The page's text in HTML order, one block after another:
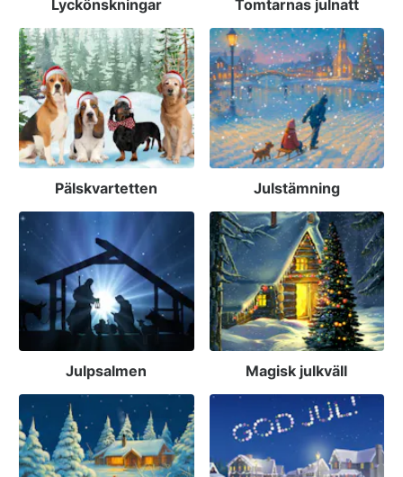
Lyckönskningar Tomtarnas julnatt
Pälskvartetten Julstämning
Julpsalmen Magisk julkväll